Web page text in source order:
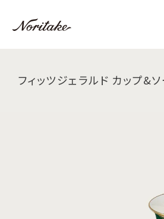
フィッツジェラルド カップ&